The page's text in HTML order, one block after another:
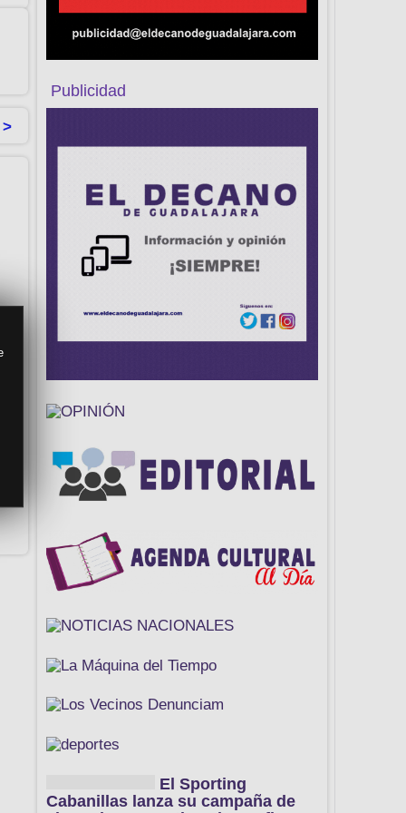
Publicidad
El Sporting
Cabanillas lanza su campaña de